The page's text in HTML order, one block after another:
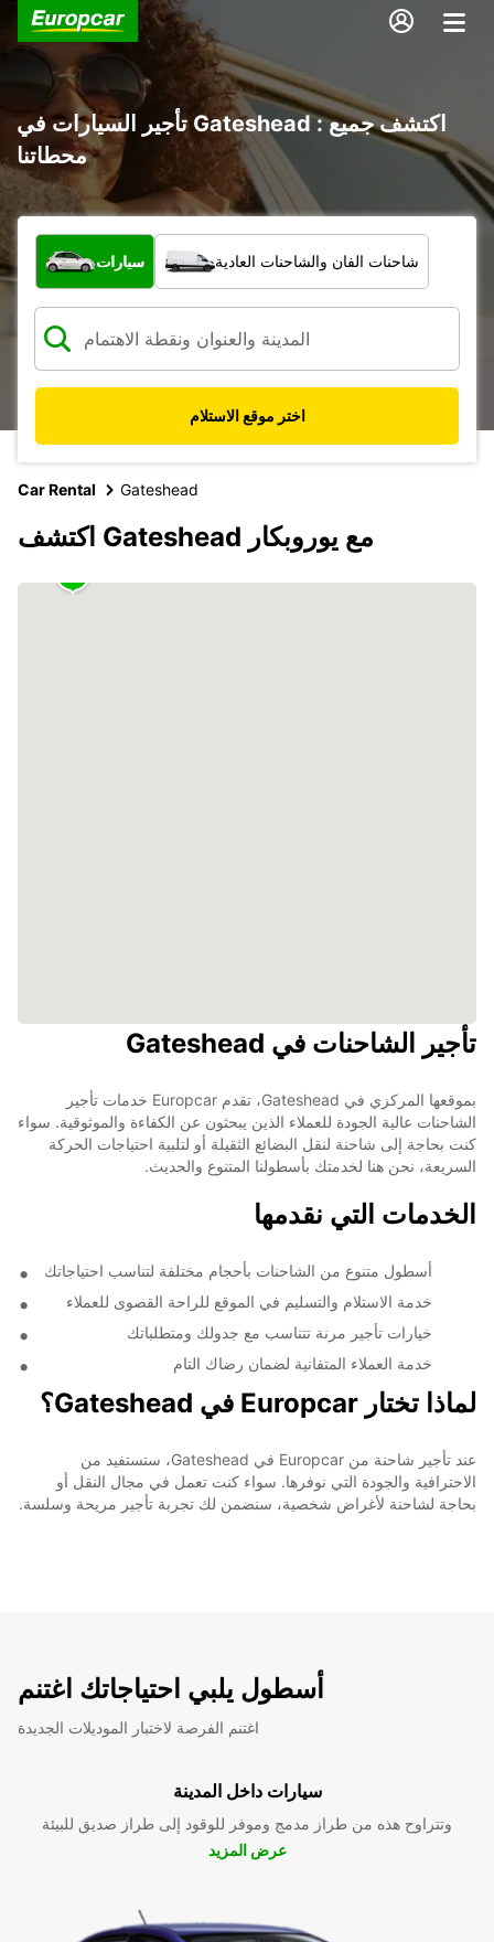
تأجير السيارات في Gateshead : اكتشف جميع
محطاتنا
ما نوع المركبة؟
سيارات شاحنات الفان والشاحنات العادية
اختر موقع الاستلام
Car Rental Gateshead
اكتشف Gateshead مع يوروبكار
تأجير الشاحنات في Gateshead
بموقعها المركزي في Gateshead، تقدم Europcar خدمات تأجير
الشاحنات عالية الجودة للعملاء الذين يبحثون عن الكفاءة والموثوقية. سواء
كنت بحاجة إلى شاحنة لنقل البضائع الثقيلة أو لتلبية احتياجات الحركة
السريعة، نحن هنا لخدمتك بأسطولنا المتنوع والحديث.
الخدمات التي نقدمها
أسطول متنوع من الشاحنات بأحجام مختلفة لتناسب احتياجاتك
خدمة الاستلام والتسليم في الموقع للراحة القصوى للعملاء
خيارات تأجير مرنة تتناسب مع جدولك ومتطلباتك
خدمة العملاء المتفانية لضمان رضاك التام
لماذا تختار Europcar في Gateshead؟
عند تأجير شاحنة من Europcar في Gateshead، ستستفيد من
الاحترافية والجودة التي نوفرها. سواء كنت تعمل في مجال النقل أو
بحاجة لشاحنة لأغراض شخصية، سنضمن لك تجربة تأجير مريحة وسلسة.
أسطول يلبي احتياجاتك اغتنم
اغتنم الفرصة لاختبار الموديلات الجديدة
سيارات داخل المدينة
وتتراوح هذه من طراز مدمج وموفر للوقود إلى طراز صديق للبيئة
عرض المزيد